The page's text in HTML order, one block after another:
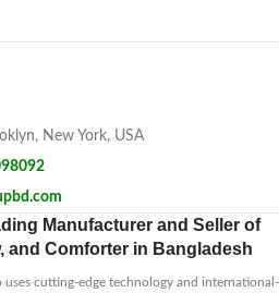
New York, USA
Manufacturer and Seller of
and Comforter in Bangladesh
cutting-edge technology and international-